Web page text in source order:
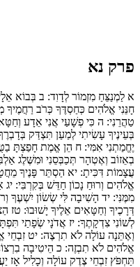
פרק נא
א לַמְנַצֵּחַ מִזְמוֹר לְדָוִד: ב בְּבוֹא
חָנֵּנִי אֱלֹהִים כְּחַסְדֶּךָ כְּרֹב רַחֲמֶיךָ
טַהֲרֵנִי: ה כִּי פְשָׁעַי אֲנִי אֵדָע
בְּעֵינֶיךָ עָשִׂיתִי לְמַעַן תִּצְדַּק
יֶחֱמַתְנִי אִמִּי: ח הֵן אֱמֶת חָפַצְתָּ
בְאֵזוֹב וְאֶטְהָר תְּכַבְּסֵנִי וּמִשֶּׁלֶג
עֲצָמוֹת דִּכִּיתָ: יא הַסְתֵּר פָּנֶיךָ
אֱלֹהִים וְרוּחַ נָכוֹן חַדֵּשׁ בְּקִרְבִּי: יג
מִמֶּנִּי: יד הָשִׁיבָה לִּי שְׂשׂוֹן יִשְׁעֶךָ
דְּרָכֶיךָ וְחַטָּאִים אֵלֶיךָ יָשׁוּבוּ: טז
לְשׁוֹנִי צִדְקָתֶךָ: יז אֲדֹנָי שְׂפָתַי
וְאֶתֵּנָה עוֹלָה לֹא תִרְצֶה: יט זִבְחֵי
אֱלֹהִים לֹא תִבְזֶה: כ הֵיטִיבָה
תַּחְפֹּץ זִבְחֵי צֶדֶק עוֹלָה וְכָלִיל אָז